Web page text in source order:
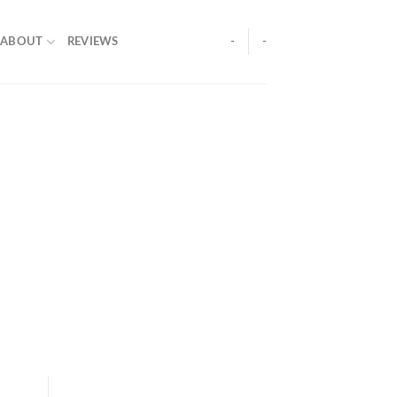
ABOUT REVIEWS - -